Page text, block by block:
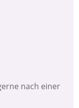
nach einer